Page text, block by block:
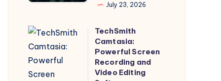
on
Empty
Stomach?
Understanding
THC
July 23, 2026
TechSmith
Camtasia:
Powerful
Screen
TechSmith
Camtasia:
Powerful Screen
Recording and
Video Editing